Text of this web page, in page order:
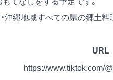
沖縄地域すべての県の郷土料
URL
https://www.tiktok.com/